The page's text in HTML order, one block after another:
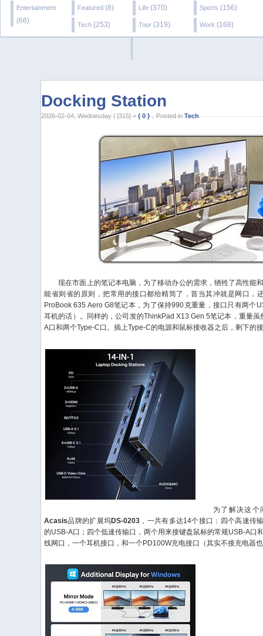
Entertainment
(66)
Featured (8) Life (370) Sports (156)
Tech (253) Tour (319) Work (168)
Docking Station
2026-02-04, Wednesday | [315] ×{ 0 }，Posted inTech
现在市面上的笔记本电脑，为了移动办公的需求，牺牲了高性能
能省则省的原则，把常用的接口都给精简了，首当其冲就是网口，
ProBook 635 Aero G8笔记本，为了保持990克重量，接口只有两个
耳机的话）。同样的，公司发的ThinkPad X13 Gen 5笔记本，重量
A口和两个Type-C口。插上Type-C的电源和鼠标接收器之后，剩下的
为了解决这个问
Acasis品牌的扩展坞DS-0203 ，一共有多达14个接口：四个高速传
的USB-A口；四个低速传输口，两个用来接键盘鼠标的常规USB-A口
线网口，一个耳机接口，和一个PD100W充电接口（其实不接充电器